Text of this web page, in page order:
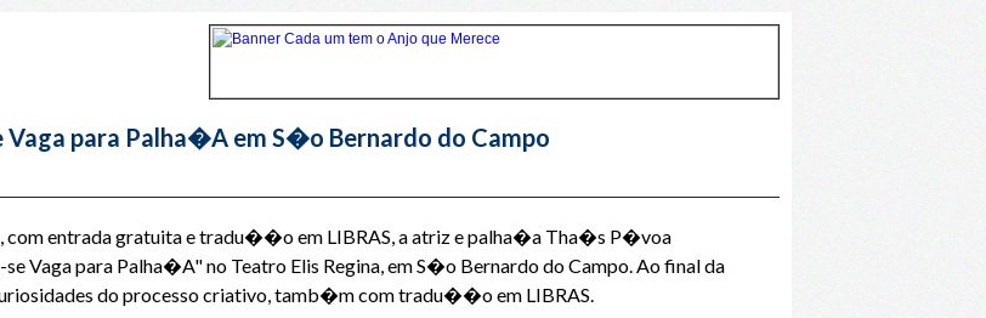
para Palha�A em S�o Bernardo do Campo
com entrada gratuita e tradu��o em LIBRAS, a atriz e palha�a Tha�s P�voa
Vaga para Palha�A" no Teatro Elis Regina, em S�o Bernardo do Campo. Ao final da
do processo criativo, tamb�m com tradu��o em LIBRAS.